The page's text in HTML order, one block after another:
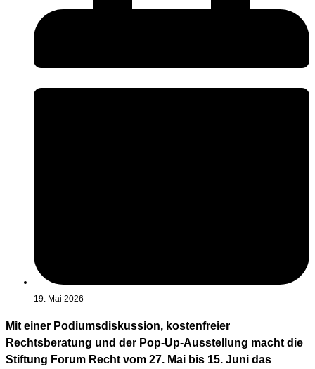
19. Mai 2026
Mit einer Podiumsdiskussion, kostenfreier
Rechtsberatung und der Pop-Up-Ausstellung macht die
Stiftung Forum Recht vom 27. Mai bis 15. Juni das